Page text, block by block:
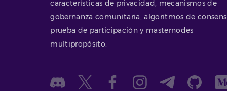
características de privacidad, mecanismos de
gobernanza comunitaria, algoritmos de
prueba de participación y masternodes
multipropósito.